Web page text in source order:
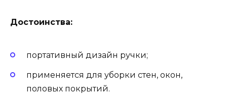
Достоинства:
портативный дизайн ручки;
применяется для уборки стен, окон,
половых покрытий.